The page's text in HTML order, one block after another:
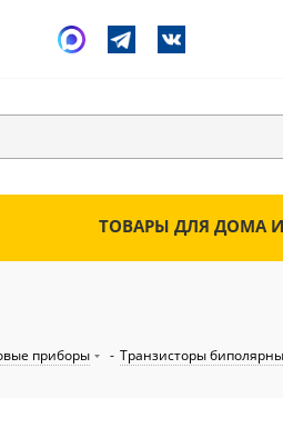
ТОВАРЫ ДЛЯ ДОМА
приборы - Транзисторы